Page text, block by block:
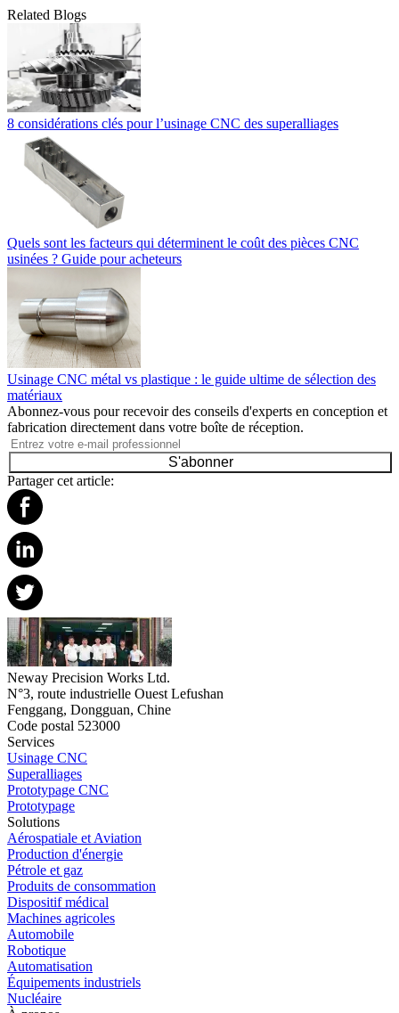
Related Blogs
8 considérations clés pour l’usinage CNC des superalliages
Quels sont les facteurs qui déterminent le coût des pièces CNC
usinées ? Guide pour acheteurs
Usinage CNC métal vs plastique : le guide ultime de sélection des
matériaux
Abonnez-vous pour recevoir des conseils d'experts en conception et
fabrication directement dans votre boîte de réception.
S'abonner
Partager cet article:
Neway Precision Works Ltd.
N°3, route industrielle Ouest Lefushan
Fenggang, Dongguan, Chine
Code postal 523000
Services
Usinage CNC
Superalliages
Prototypage CNC
Prototypage
Solutions
Aérospatiale et Aviation
Production d'énergie
Pétrole et gaz
Produits de consommation
Dispositif médical
Machines agricoles
Automobile
Robotique
Automatisation
Équipements industriels
Nucléaire